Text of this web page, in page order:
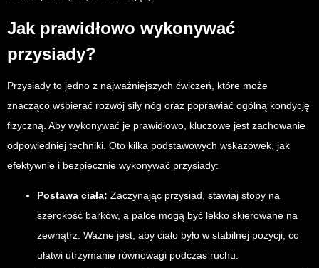
Jak prawidłowo wykonywać
przysiady?
Przysiady to jedno z najważniejszych ćwiczeń, które może
znacząco wspierać rozwój siły nóg oraz poprawiać ogólną kondycję
fizyczną. Aby wykonywać je prawidłowo, kluczowe jest zachowanie
odpowiedniej techniki. Oto kilka podstawowych wskazówek, jak
efektywnie i bezpiecznie wykonywać przysiady:
Postawa ciała: Zaczynając przysiad, stawiaj stopy na
szerokość barków, a palce mogą być lekko skierowane na
zewnątrz. Ważne jest, aby ciało było w stabilnej pozycji, co
ułatwi utrzymanie równowagi podczas ruchu.